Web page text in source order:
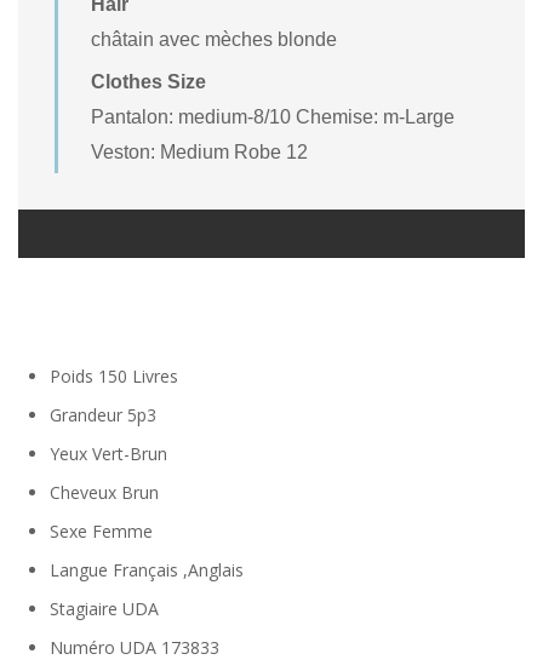
Hair
châtain avec mèches blonde
Clothes Size
Pantalon: medium-8/10 Chemise: m-Large
Veston: Medium Robe 12
Poids 150 Livres
Grandeur 5p3
Yeux Vert-Brun
Cheveux Brun
Sexe Femme
Langue Français ,Anglais
Stagiaire UDA
Numéro UDA 173833